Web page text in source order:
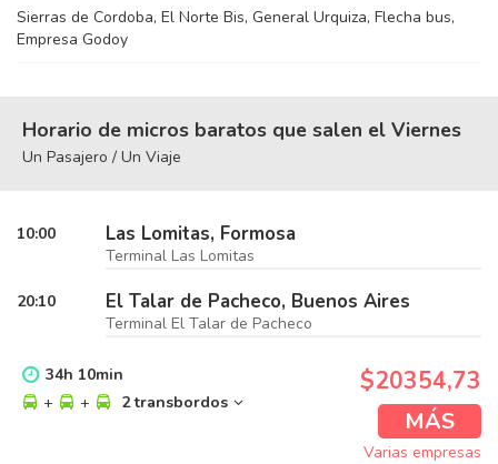
Sierras de Cordoba, El Norte Bis, General Urquiza, Flecha bus,
Empresa Godoy
Horario de micros baratos que salen el Viernes
Un Pasajero / Un Viaje
10:00 Las Lomitas, Formosa
Terminal Las Lomitas
20:10 El Talar de Pacheco, Buenos Aires
Terminal El Talar de Pacheco
34h 10min
+
+ 2 transbordos
$20354,73
MÁS
Varias empresas